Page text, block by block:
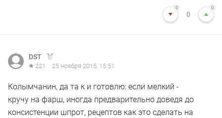
0
0
0
DST
221 25 ноября 2015, 15:51
Колымчанин, да та к и готовлю: если мелкий -
кручу на фарш, иногда предварительно доведя до
консистенции шпрот, рецептов как это сделать на